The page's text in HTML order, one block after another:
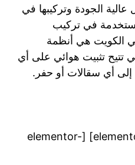
الجودة وتركيبها في
في تركيب
الكويت هي أنظمة
تتيح تثبيت هوائي على أي
أي سقالات أو حفر.
[elementor-template id=”1077″] [elementor-